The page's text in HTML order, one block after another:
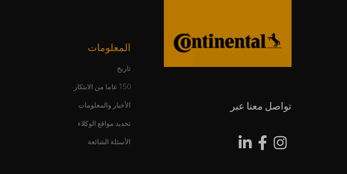
تواصل معنا عبر
المعلومات
تاريخ
150 عاما من الابتكار
الأخبار والمعلومات
تحديد مواقع الوكلاء
الأسئلة الشائعة